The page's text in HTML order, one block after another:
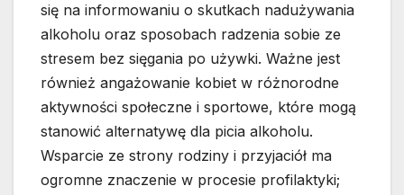
się na informowaniu o skutkach nadużywania
alkoholu oraz sposobach radzenia sobie ze
stresem bez sięgania po używki. Ważne jest
również angażowanie kobiet w różnorodne
aktywności społeczne i sportowe, które mogą
stanowić alternatywę dla picia alkoholu.
Wsparcie ze strony rodziny i przyjaciół ma
ogromne znaczenie w procesie profilaktyki;